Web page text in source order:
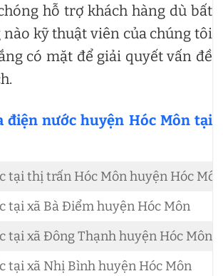
hỗ trợ khách hàng dù bất
kỹ thuật viên của chúng tôi
có mặt để giải quyết vấn đề
điện nước huyện Hóc Môn tại
tại thị trấn Hóc Môn huyện Hóc Môn
tại xã Bà Điểm huyện Hóc Môn
tại xã Đông Thạnh huyện Hóc Môn
tại xã Nhị Bình huyện Hóc Môn